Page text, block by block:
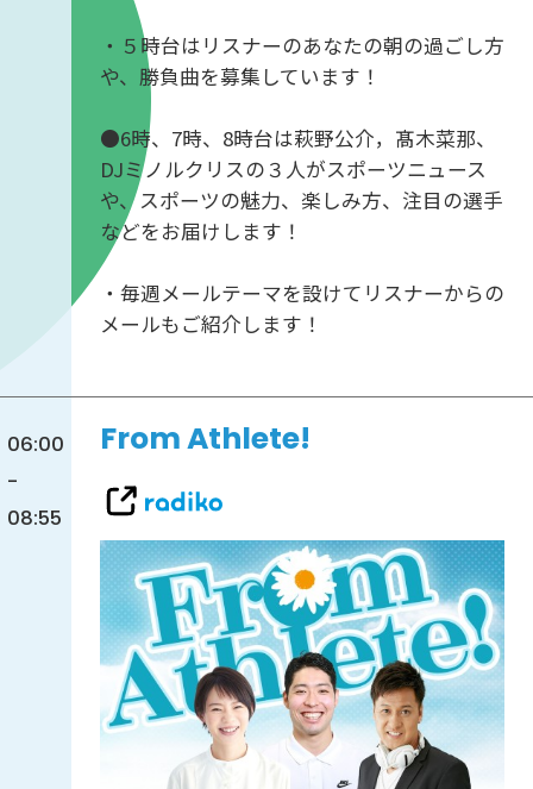
・５時台はリスナーのあなたの朝の過ごし方
や、勝負曲を募集しています！
●6時、7時、8時台は萩野公介，髙木菜那、
DJミノルクリスの３人がスポーツニュース
や、スポーツの魅力、楽しみ方、注目の選手
などをお届けします！
・毎週メールテーマを設けてリスナーからの
メールもご紹介します！
06:00
-
08:55
From Athlete!